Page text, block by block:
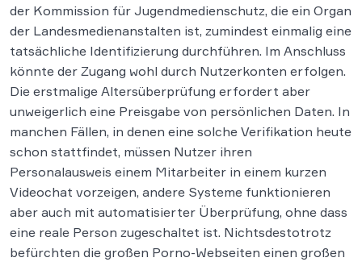
der Kommission für Jugendmedienschutz, die ein Organ
der Landesmedienanstalten ist, zumindest einmalig eine
tatsächliche Identifizierung durchführen. Im Anschluss
könnte der Zugang wohl durch Nutzerkonten erfolgen.
Die erstmalige Altersüberprüfung erfordert aber
unweigerlich eine Preisgabe von persönlichen Daten. In
manchen Fällen, in denen eine solche Verifikation heute
schon stattfindet, müssen Nutzer ihren
Personalausweis einem Mitarbeiter in einem kurzen
Videochat vorzeigen, andere Systeme funktionieren
aber auch mit automatisierter Überprüfung, ohne dass
eine reale Person zugeschaltet ist. Nichtsdestotrotz
befürchten die großen Porno-Webseiten einen großen